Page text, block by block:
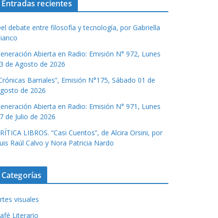
Entradas recientes
debate entre filosofía y tecnología, por Gabriella
Abierta en Radio: Emisión N° 972, Lunes
de Agosto de 2026
Barriales”, Emisión N°175, Sábado 01 de
de 2026
Abierta en Radio: Emisión N° 971, Lunes
de Julio de 2026
LIBROS. “Casi Cuentos”, de Alcira Orsini, por
Raúl Calvo y Nora Patricia Nardo
Categorías
visuales
Literario